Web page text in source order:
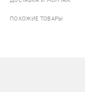
ПОХОЖИЕ ТОВАРЫ